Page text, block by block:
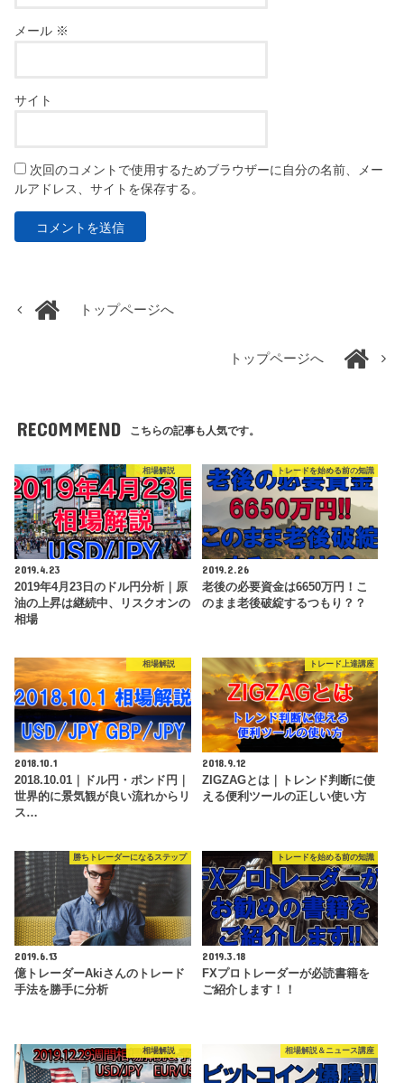
メール ※
サイト
次回のコメントで使用するためブラウザーに自分の名前、メー
ルアドレス、サイトを保存する。
トップページへ
トップページへ
RECOMMEND こちらの記事も人気です。
相場解説
2019.4.23
2019年4月23日のドル円分析｜原
油の上昇は継続中、リスクオンの
相場
トレードを始める前の知識
2019.2.26
老後の必要資金は6650万円！こ
のまま老後破綻するつもり？？
相場解説
2018.10.1
2018.10.01｜ドル円・ポンド円｜
世界的に景気観が良い流れからリ
ス…
トレード上達講座
2018.9.12
ZIGZAGとは｜トレンド判断に使
える便利ツールの正しい使い方
勝ちトレーダーになるステップ
2019.6.13
億トレーダーAkiさんのトレード
手法を勝手に分析
トレードを始める前の知識
2019.3.18
FXプロトレーダーが必読書籍を
ご紹介します！！
相場解説 相場解説＆ニュース講座